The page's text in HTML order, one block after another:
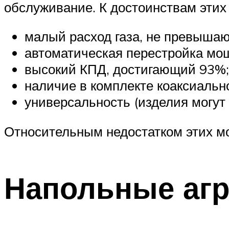
обслуживание. К достоинствам
малый расход газа, не
автоматическая перестройка
высокий КПД, достигающий 93%;
наличие в комплекте
универсальность (изделия
Относительным недостатком этих
Напольные